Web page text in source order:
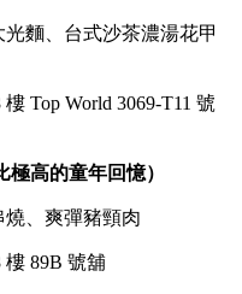
光麵、台式沙茶濃湯花甲
Top World 3069-T11 號
高的童年回憶）
燒、爽彈豬頸肉
樓 89B 號舖